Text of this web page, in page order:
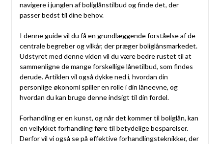
navigere i junglen af boliglånstilbud og finde det, der
passer bedst til dine behov.
I denne guide vil du få en grundlæggende forståelse af de
centrale begreber og vilkår, der præger boliglånsmarkedet.
Udstyret med denne viden vil du være bedre rustet til at
sammenligne de mange forskellige lånetilbud, som findes
derude. Artiklen vil også dykke ned i, hvordan din
personlige økonomi spiller en rolle i din låneevne, og
hvordan du kan bruge denne indsigt til din fordel.
Forhandling er en kunst, og når det kommer til boliglån, kan
en vellykket forhandling føre til betydelige besparelser.
Derfor vil vi også se på effektive forhandlingsteknikker, der